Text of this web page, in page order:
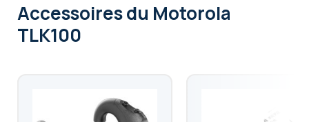
Accessoiresdu Motorola
TLK100